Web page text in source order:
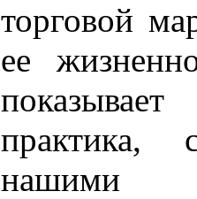
торговой
ее
практика,
нашими